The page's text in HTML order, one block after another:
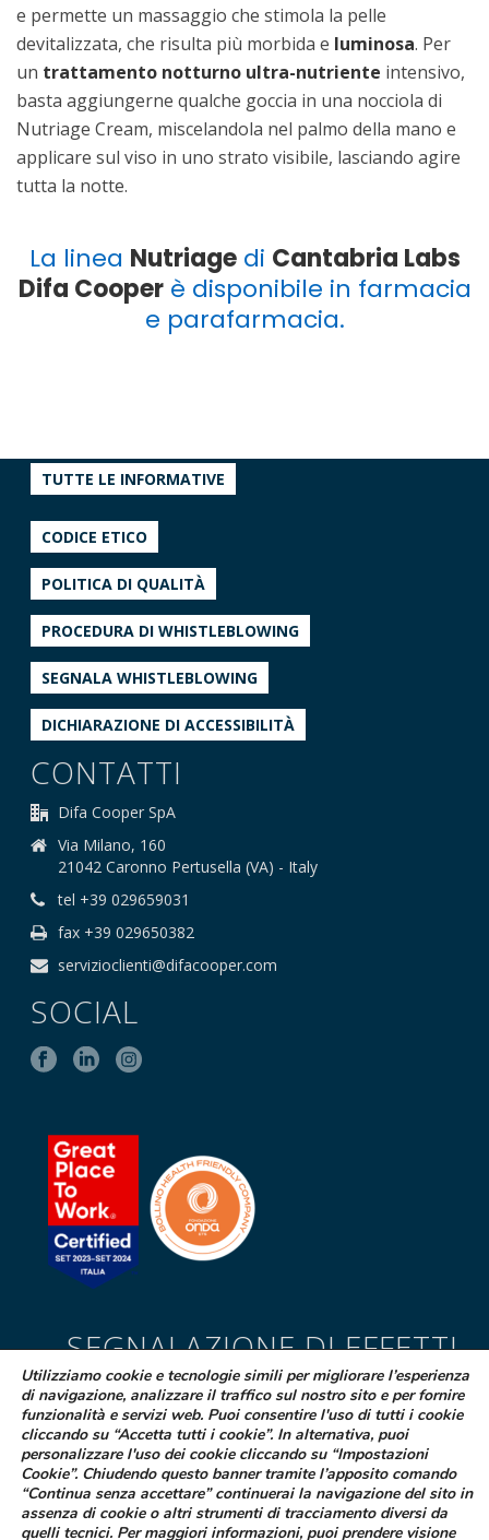
e permette un massaggio che stimola la pelle
devitalizzata, che risulta più morbida e luminosa. Per
un trattamento notturno ultra-nutriente intensivo,
basta aggiungerne qualche goccia in una nocciola di
Nutriage Cream, miscelandola nel palmo della mano e
applicare sul viso in uno strato visibile, lasciando agire
tutta la notte.
La linea Nutriagedi Cantabria Labs
Difa Cooperè disponibile in farmacia
e parafarmacia.
TUTTE LE INFORMATIVE
CODICE ETICO
POLITICA DI QUALITÀ
PROCEDURA DI WHISTLEBLOWING
SEGNALA WHISTLEBLOWING
DICHIARAZIONE DI ACCESSIBILITÀ
CONTATTI
Difa Cooper SpA
Via Milano, 160
21042 Caronno Pertusella (VA) - Italy
tel +39 029659031
fax +39 029650382
servizioclienti@difacooper.com
SOCIAL
SEGNALAZIONE DI EFFETTI
INDESIDERATI DA FARMACI
Se sospetti di aver avuto effetti indesiderati durante l’assunzione di
uno dei medicinali Difa Cooper o ne hai riscontrato dei difetti puoi
segnalarlo immediatamente al tuo medico curante, al farmacista
oppure alla struttura sanitaria di riferimento
LEGGI COME FARE
Utilizziamo cookie e tecnologie simili per migliorare l’esperienza
di navigazione, analizzare il traffico sul nostro sito e per fornire
funzionalità e servizi web. Puoi consentire l'uso di tutti i cookie
cliccando su “Accetta tutti i cookie”. In alternativa, puoi
personalizzare l'uso dei cookie cliccando su “Impostazioni
Cookie”. Chiudendo questo banner tramite l’apposito comando
“Continua senza accettare” continuerai la navigazione del sito in
assenza di cookie o altri strumenti di tracciamento diversi da
quelli tecnici. Per maggiori informazioni, puoi prendere visione